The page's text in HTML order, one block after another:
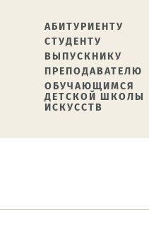
АБИТУРИЕНТУ
СТУДЕНТУ
ВЫПУСКНИКУ
ПРЕПОДАВАТЕЛЮ
ОБУЧАЮЩИМСЯ
ДЕТСКОЙ ШКОЛЫ
ИСКУССТВ